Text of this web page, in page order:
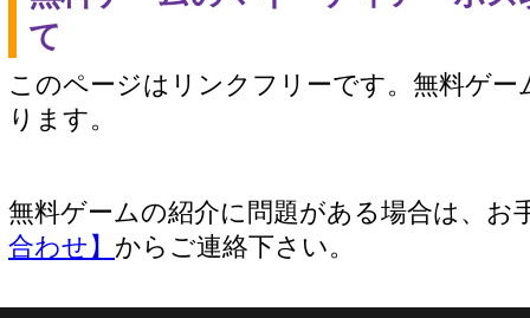
て
このページはリンクフリーです。無料ゲー
ります。
無料ゲームの紹介に問題がある場合は、お
合わせ】 からご連絡下さい。